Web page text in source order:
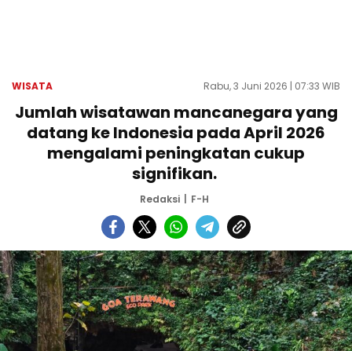
WISATA Rabu, 3 Juni 2026 | 07:33 WIB
Jumlah wisatawan mancanegara yang
datang ke Indonesia pada April 2026
mengalami peningkatan cukup
signifikan.
Redaksi F-H